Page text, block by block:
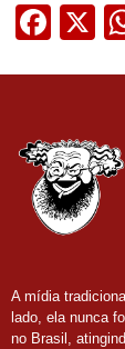
X
A mídia
lado, ela nunca
no Brasil,